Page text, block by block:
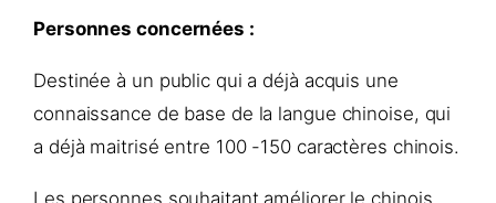
Personnes concernées :
Destinée à un public qui a déjà acquis une
connaissance de base de la langue chinoise, qui
a déjà maitrisé entre 100 -150 caractères chinois.
Les personnes souhaitant améliorer le chinois